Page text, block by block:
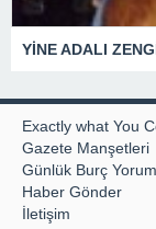
YİNE ADALI
Exactly what You
Gazete Manşetleri
Günlük Burç
Haber Gönder
İletişim